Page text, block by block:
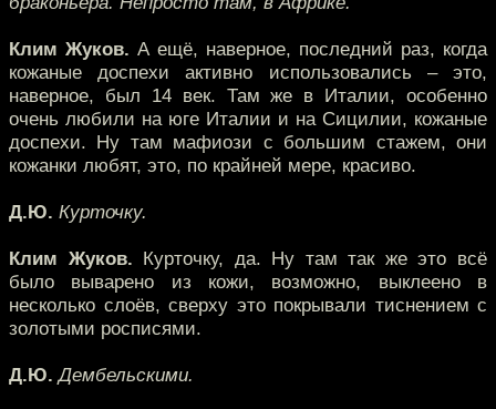
Клим Жуков. А ещё, наверное, последний раз, когда
кожаные доспехи активно использовались – это,
наверное, был 14 век. Там же в Италии, особенно
очень любили на юге Италии и на Сицилии, кожаные
доспехи. Ну там мафиози с большим стажем, они
кожанки любят, это, по крайней мере, красиво.
Д.Ю. Курточку.
Клим Жуков. Курточку, да. Ну там так же это всё
было выварено из кожи, возможно, выклеено в
несколько слоёв, сверху это покрывали тиснением с
золотыми росписями.
Д.Ю. Дембельскими.